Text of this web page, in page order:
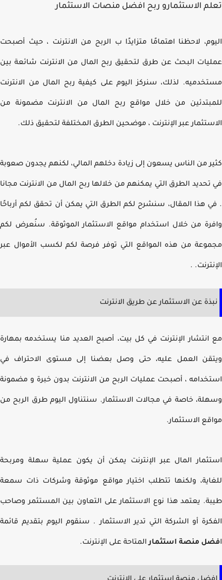
الاستثمارو ربحافضل منصات الاستثمار
لاحظنا اهتمامًا متزايدًا ب الربح من الانترنت ، حيث أصبحت
البحث عن طرق لتحقيق ربح المال من الانترنت شائعة بين
لذلك، سنركز اليوم على كيفية ربح المال من الانترنت
من خلال مواقع ربح المال من الانترنت مضمونة من
عبر الإنترنت ، موضحين الطرق المختلفة لتحقيق ذلك.
من الناس يسعون إلى زيادة دخلهم المالي، لكنهم يجدون صعوبة
الطرق التي يمكنهم من خلالها ربح المال من الانترنت مجانا
هذا المقال، سنشرح لكم الطرق التي يمكن أن تحقق لكم أرباحًا
من خلال استخدام مواقع الاستثمار الموثوقة. سنُعرض لكم
من هذه المواقع التي توفر فرصة لكم لكسب الأموال عبر
.
عن الاستثمار عن طريق الانترنت
الإنترنت في كل بيت، أصبح العديد منا يستخدمه بمهارة
العمل عليه، حتى وصل بعضنا إلى مستوى الاحتراف في
، أصبحت عمليات الربح من الانترنت بدون خبرة و مضمونة
خاصة في مجالات الاستثمار. سنتناول اليوم طرق الربح من
الاستثمار.
المال عبر الإنترنت يمكن أن يكون عملية سهلة ومربحة
ولكنها تتطلب اختيار مواقع موثوقة وشركات ذات سمعة
يعتمد هذا نوع الاستثمار على التعاون بين المستثمر وصاحب
أو الشركة التي تدير الاستثمار . سنقوم اليوم بتقديم قائمة
منصة استثمارالمتاحة على الإنترنت.